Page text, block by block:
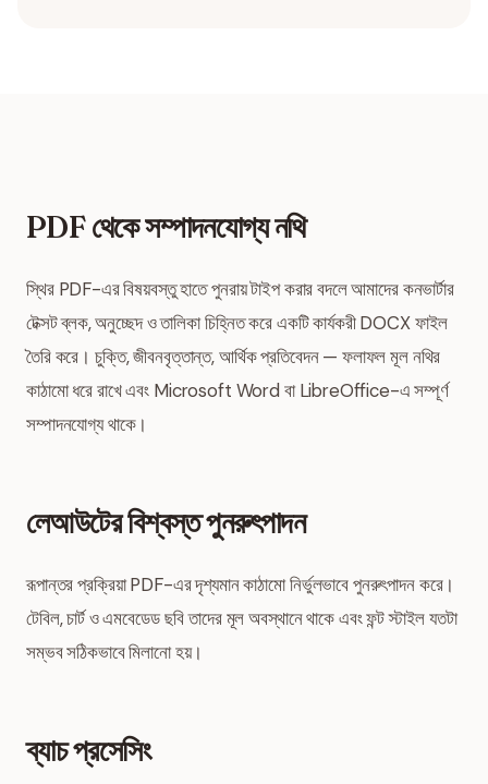
PDF থেকে সম্পাদনযোগ্য নথি
স্থির PDF-এর বিষয়বস্তু হাতে পুনরায় টাইপ করার বদলে আমাদের কনভার্টার
টেক্সট ব্লক, অনুচ্ছেদ ও তালিকা চিহ্নিত করে একটি কার্যকরী DOCX ফাইল
তৈরি করে। চুক্তি, জীবনবৃত্তান্ত, আর্থিক প্রতিবেদন — ফলাফল মূল নথির
কাঠামো ধরে রাখে এবং Microsoft Word বা LibreOffice-এ সম্পূর্ণ
সম্পাদনযোগ্য থাকে।
লেআউটের বিশ্বস্ত পুনরুৎপাদন
রূপান্তর প্রক্রিয়া PDF-এর দৃশ্যমান কাঠামো নির্ভুলভাবে পুনরুৎপাদন করে।
টেবিল, চার্ট ও এমবেডেড ছবি তাদের মূল অবস্থানে থাকে এবং ফন্ট স্টাইল যতটা
সম্ভব সঠিকভাবে মিলানো হয়।
ব্যাচ প্রসেসিং